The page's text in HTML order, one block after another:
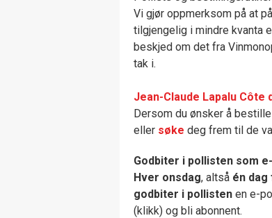
Vi gjør oppmerksom på at
tilgjengelig i mindre kvanta
beskjed om det fra
tak i.
Jean-Claude Lapalu Côte
Dersom du ønsker å
eller søke deg frem til de
Godbiter i pollisten som
Hver onsdag, altså én
godbiter i pollisten en e-
(klikk) og bli abonnent.